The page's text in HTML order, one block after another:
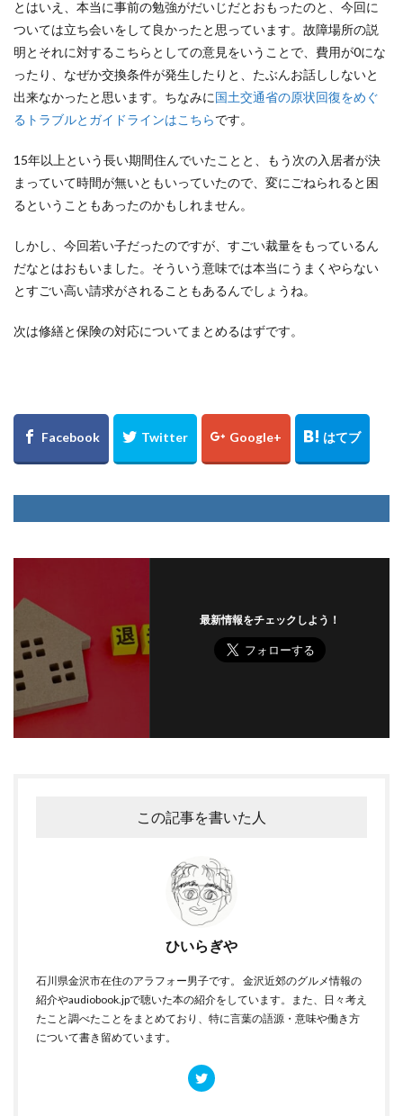
とはいえ、本当に事前の勉強がだいじだとおもったのと、今回に
ついては立ち会いをして良かったと思っています。故障場所の説
明とそれに対するこちらとしての意見をいうことで、費用が0にな
ったり、なぜか交換条件が発生したりと、たぶんお話ししないと
出来なかったと思います。ちなみに国土交通省の原状回復をめぐ
るトラブルとガイドラインはこちらです。
15年以上という長い期間住んでいたことと、もう次の入居者が決
まっていて時間が無いともいっていたので、変にごねられると困
るということもあったのかもしれません。
しかし、今回若い子だったのですが、すごい裁量をもっているん
だなとはおもいました。そういう意味では本当にうまくやらない
とすごい高い請求がされることもあるんでしょうね。
次は修繕と保険の対応についてまとめるはずです。
最新情報をチェックしよう！
この記事を書いた人
ひいらぎや
石川県金沢市在住のアラフォー男子です。 金沢近郊のグルメ情報の
紹介やaudiobook.jpで聴いた本の紹介をしています。また、日々考え
たこと調べたことをまとめており、特に言葉の語源・意味や働き方
について書き留めています。